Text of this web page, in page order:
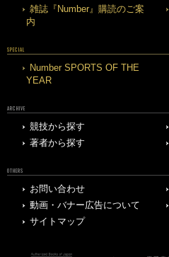
雑誌『Number』購読のご案
内
SPECIAL
Number SPORTS OF THE
YEAR
ARCHIVE
競技から探す
著者から探す
OTHERS
お問い合わせ
動画・バナー広告について
サイトマップ